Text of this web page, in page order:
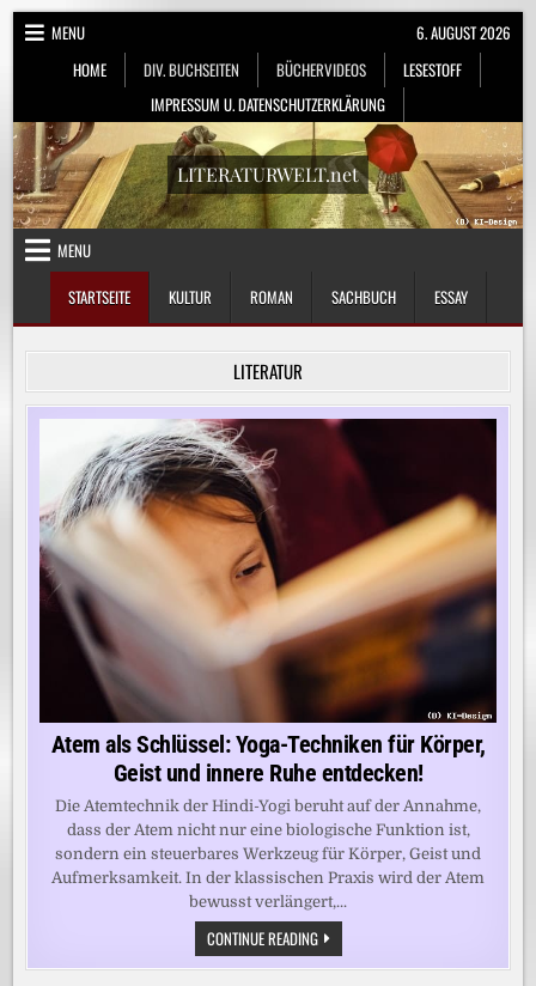
Skip
MENU
HOME
DIV. BUCHSEITEN BÜCHERVIDEOS
LESESTOFF
IMPRESSUM U. DATENSCHUTZERKLÄRUNG
6. AUGUST 2026
LITERATURWELT.net
MENU
STARTSEITE
KULTUR ROMAN SACHBUCH ESSAY
LITERATUR
Atem als Schlüssel: Yoga-Techniken für Körper,
Geist und innere Ruhe entdecken!
Die Atemtechnik der Hindi-Yogi beruht auf der Annahme,
dass der Atem nicht nur eine biologische Funktion ist,
sondern ein steuerbares Werkzeug für Körper, Geist und
Aufmerksamkeit. In der klassischen Praxis wird der Atem
bewusst verlängert,...
CONTINUE READINGATEM
ALS
SCHLÜSSEL: